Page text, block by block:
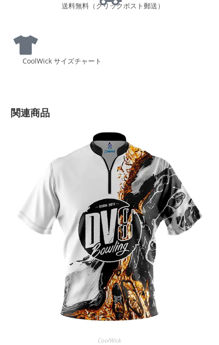
送料無料（クリックポスト郵送）
CoolWick サイズチャート
関連商品
CoolWick